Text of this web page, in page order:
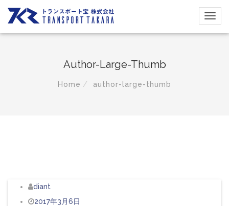
Author-Large-Thumb
Home author-large-thumb
diant
2017年3月6日